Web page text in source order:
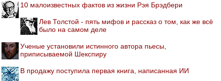
10 малоизвестных фактов из жизни Рэя Брэдбери
Лев Толстой - пять мифов и рассказ о том, как же всё
было на самом деле
Ученые установили истинного автора пьесы,
приписываемой Шекспиру
В продажу поступила первая книга, написанная ИИ